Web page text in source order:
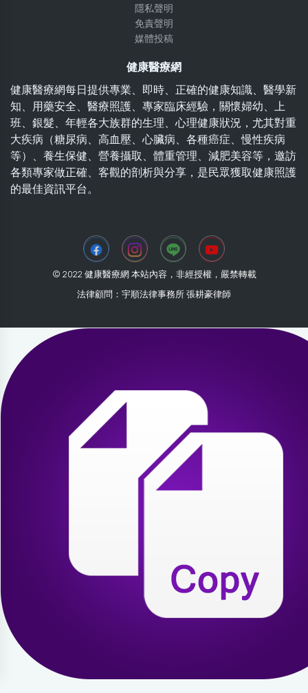
隱私聲明
免責聲明
媒體投稿
健康醫療網
健康醫療網每日提供專業、即時、正確的健康知識、醫學新
知、用藥安全、醫療照護、專家臨床經驗，關懷婦幼、上
班、銀髮、年輕各大族群的生理、心理健康狀況，尤其對重
大疾病（糖尿病、高血壓、心臟病、各種癌症、慢性疾病
等）、養生保健、營養攝取、體重管理、減肥美容等，邀訪
各類專家做正確、客觀的剖析與分享，是民眾獲取健康照護
的最佳資訊平台。
© 2022 健康醫療網 本站內容，非經授權，嚴禁轉載
法律顧問：宇順法律事務所 張耕豪律師